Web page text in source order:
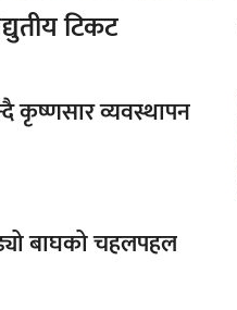
टिकट
कृष्णसार व्यवस्थापन
बाघको चहलपहल